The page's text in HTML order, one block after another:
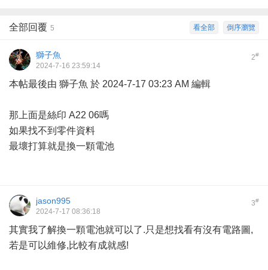
倒序瀏覽
看全部
全部回覆 5
2#
獅子魚
2024-7-16 23:59:14
本帖最後由 獅子魚 於 2024-7-17 03:23 AM 編輯
那上面是絲印 A22 06嗎
如果找不到零件資料
最壞打算就是換一顆電池
3#
jason995
2024-7-17 08:36:18
其實我了解換一顆電池就可以了.只是想找看有沒有電路圖,
若是可以維修,比較有成就感!